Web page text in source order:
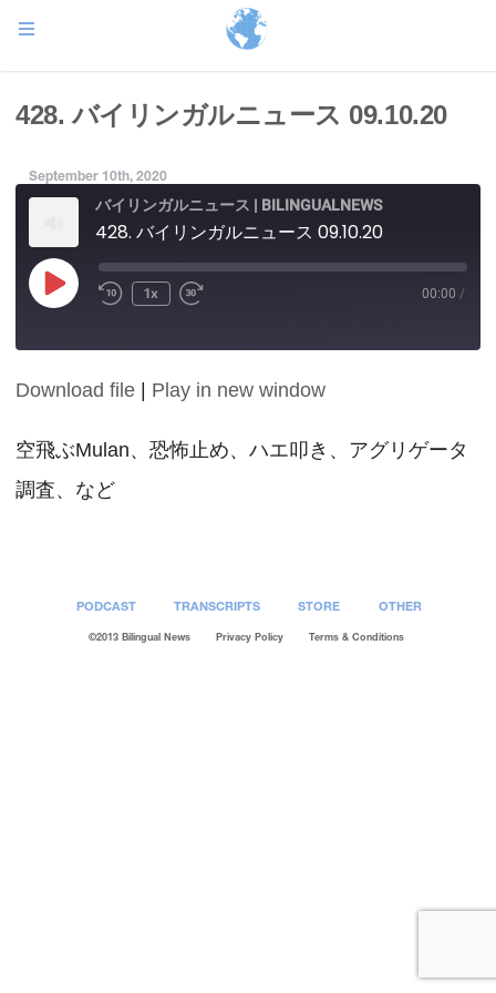
428. バイリンガルニュース 09.10.20
September 10th, 2020
バイリンガルニュース | BILINGUALNEWS
428. バイリンガルニュース 09.10.20
Play
Episode
1x 00:00 /
SHARE
LINK
EMBED
Download file Play in new window
空飛ぶMulan、恐怖止め、ハエ叩き、アグリゲータ
調査、など
PODCAST TRANSCRIPTS STORE OTHER
©2013 Bilingual News Privacy Policy Terms & Conditions